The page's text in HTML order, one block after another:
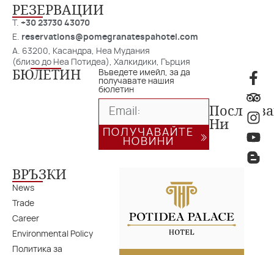
РЕЗЕРВАЦИИ
T. +30 23730 43070
E. reservations@pomegranatespahotel.com
A. 63200, Касандра, Неа Мудания
(близо до Неа Потидеа), Халкидики, Гърция
ВРЪЗКИ
News
Trade
Career
Environmental Policy
Политика за
БЮЛЕТИН
Въведете имейл, за да
получавате нашия
бюлетин
ПОЛУЧАВАЙТЕ
НОВИНИ
Ни